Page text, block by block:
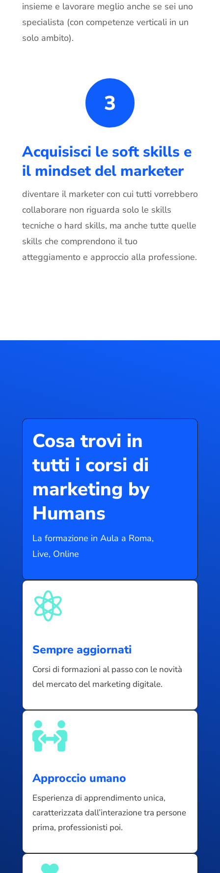
insieme e lavorare meglio anche se sei uno
specialista (con competenze verticali in un
solo ambito).
3
Acquisisci le soft skills e
il mindset del marketer
diventare il marketer con cui tutti vorrebbero
collaborare non riguarda solo le skills
tecniche o hard skills, ma anche tutte quelle
skills che comprendono il tuo
atteggiamento e approccio alla professione.
Cosa trovi in
tutti i corsi di
marketing by
Humans
La formazione in Aula a Roma,
Live, Online

Sempre aggiornati
Corsi di formazioni al passo con le novità
del mercato del marketing digitale.

Approccio umano
Esperienza di apprendimento unica,
caratterizzata dall’interazione tra persone
prima, professionisti poi.